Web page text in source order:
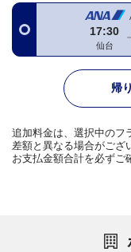
17:30
仙台
帰
追加料金は、選択中のフ
差額と異なる場合がござ
お支払金額合計を必ずご